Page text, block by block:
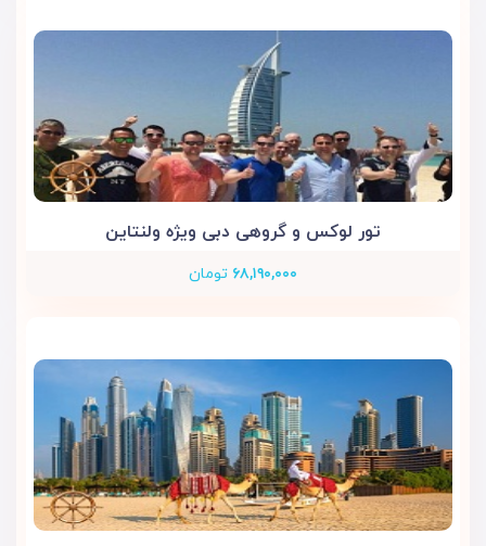
تور لوکس و گروهی دبی ویژه ولنتاین
۶۸,۱۹۰,۰۰۰ تومان